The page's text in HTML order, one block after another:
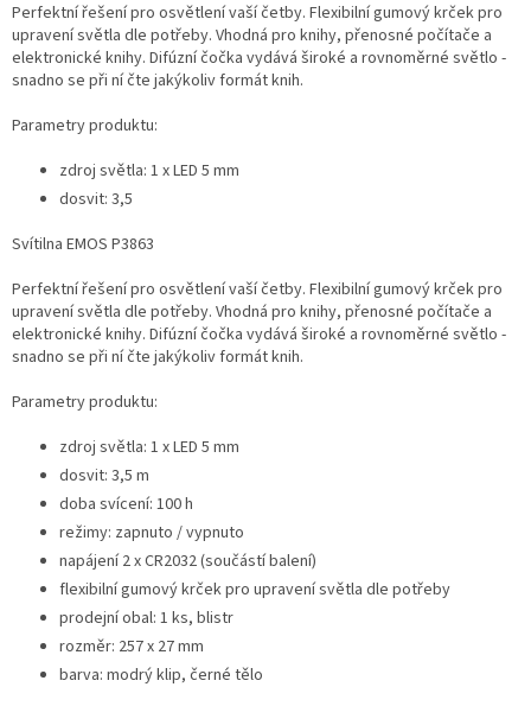
Perfektní řešení pro osvětlení vaší četby. Flexibilní gumový krček pro
upravení světla dle potřeby. Vhodná pro knihy, přenosné počítače a
elektronické knihy. Difúzní čočka vydává široké a rovnoměrné světlo -
snadno se při ní čte jakýkoliv formát knih.
Parametry produktu:
zdroj světla: 1 x LED 5 mm
dosvit: 3,5
Svítilna EMOS P3863
Perfektní řešení pro osvětlení vaší četby. Flexibilní gumový krček pro
upravení světla dle potřeby. Vhodná pro knihy, přenosné počítače a
elektronické knihy. Difúzní čočka vydává široké a rovnoměrné světlo -
snadno se při ní čte jakýkoliv formát knih.
Parametry produktu:
zdroj světla: 1 x LED 5 mm
dosvit: 3,5 m
doba svícení: 100 h
režimy: zapnuto / vypnuto
napájení 2 x CR2032 (součástí balení)
flexibilní gumový krček pro upravení světla dle potřeby
prodejní obal: 1 ks, blistr
rozměr: 257 x 27 mm
barva: modrý klip, černé tělo